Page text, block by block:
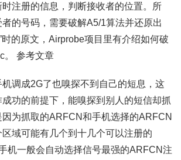
注册的信息，判断接收者的位置。所
的号码，需要破解A5/1算法并还原出
时的原文，Airprobe项目里有介绍如何破
。 参考文章
调成2G了也嗅探不到自己的短息，这
功的前提下，能嗅探到别人的短信却抓
为抓取的ARFCN和手机选择的ARFCN
域可能有几个到十几个可以注册的
机一般会自动选择信号最强的ARFCN注